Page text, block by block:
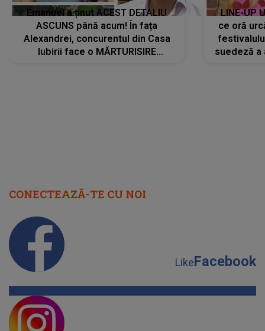
Emanuel a ținut ACEST DETALIU
ASCUNS până acum! În fața
Alexandrei, concurentul din Casa
Iubirii face o MĂRTURISIRE
LINE-UP
ce oră
suedeză a
CONECTEAZĂ-TE CU NOI
LikeFacebook